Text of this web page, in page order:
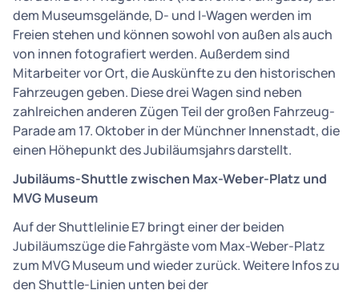
dem Museumsgelände, D- und I-Wagen werden im
Freien stehen und können sowohl von außen als auch
von innen fotografiert werden. Außerdem sind
Mitarbeiter vor Ort, die Auskünfte zu den historischen
Fahrzeugen geben. Diese drei Wagen sind neben
zahlreichen anderen Zügen Teil der großen Fahrzeug-
Parade am 17. Oktober in der Münchner Innenstadt, die
einen Höhepunkt des Jubiläumsjahrs darstellt.
Jubiläums-Shuttle zwischen Max-Weber-Platz und
MVG Museum
Auf der Shuttlelinie E7 bringt einer der beiden
Jubiläumszüge die Fahrgäste vom Max-Weber-Platz
zum MVG Museum und wieder zurück. Weitere Infos zu
den Shuttle-Linien unten bei der